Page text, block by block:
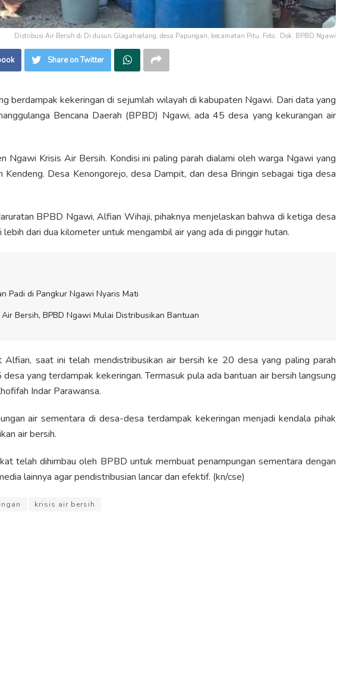
Distribusi Air Bersih di Di dusun Glagahselang, desa Papungan, kecamatan Pitu. Foto : Dok. BPBD Ngawi
Share on Twitter
berdampak kekeringan di sejumlah wilayah di kabupaten Ngawi. Dari data yang
Bencana Daerah (BPBD) Ngawi, ada 45 desa yang kekurangan air
Ngawi Krisis Air Bersih. Kondisi ini paling parah dialami oleh warga Ngawi yang
Kendeng. Desa Kenongorejo, desa Dampit, dan desa Bringin sebagai tiga desa
BPBD Ngawi, Alfian Wihaji, pihaknya menjelaskan bahwa di ketiga desa
dari dua kilometer untuk mengambil air yang ada di pinggir hutan.
Padi di Pangkur Ngawi Nyaris Mati
Bersih, BPBD Ngawi Mulai Distribusikan Bantuan
saat ini telah mendistribusikan air bersih ke 20 desa yang paling parah
yang terdampak kekeringan. Termasuk pula ada bantuan air bersih langsung
Indar Parawansa.
air sementara di desa-desa terdampak kekeringan menjadi kendala pihak
air bersih.
telah dihimbau oleh BPBD untuk membuat penampungan sementara dengan
lainnya agar pendistribusian lancar dan efektif. (kn/cse)
krisis air bersih